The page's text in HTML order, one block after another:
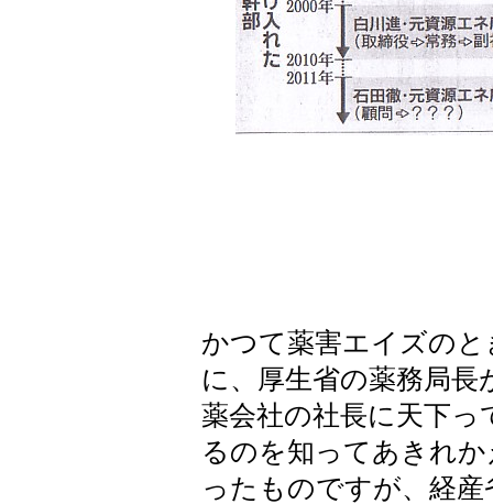
かつて薬害エイズのと
に、厚生省の薬務局長
薬会社の社長に天下っ
るのを知ってあきれか
ったものですが、経産